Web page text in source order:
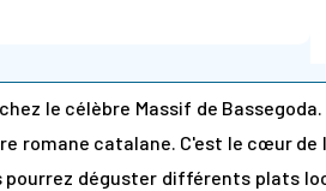
le célèbre Massif de
romane catalane. C'est le cœur
pourrez déguster différents plats